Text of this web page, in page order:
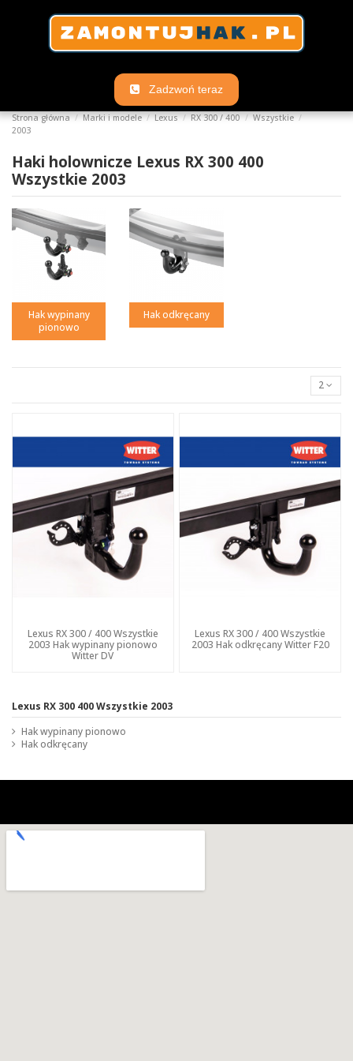
Zadzwoń teraz
Strona główna Marki i modele Lexus RX 300 / 400
Wszystkie
2003
Haki holownicze Lexus RX 300 400
Wszystkie 2003
Hak wypinany
pionowo
Hak odkręcany
2
Lexus RX 300 / 400 Wszystkie
2003 Hak wypinany pionowo
Witter DV
Lexus RX 300 / 400 Wszystkie
2003 Hak odkręcany Witter F20
Lexus RX 300 400 Wszystkie 2003
Hak wypinany pionowo
Hak odkręcany